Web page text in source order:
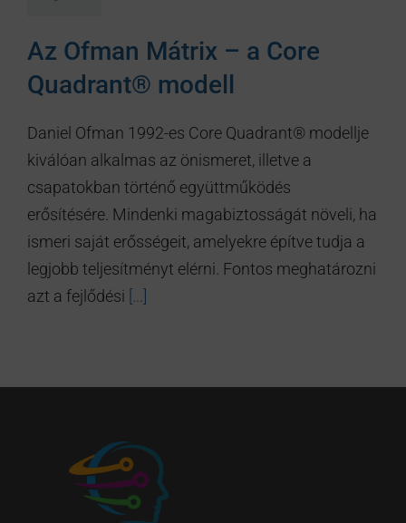
Az Ofman Mátrix – a Core
Quadrant® modell
Daniel Ofman 1992-es Core Quadrant® modellje
kiválóan alkalmas az önismeret, illetve a
csapatokban történő együttműködés
erősítésére. Mindenki magabiztosságát növeli, ha
ismeri saját erősségeit, amelyekre építve tudja a
legjobb teljesítményt elérni. Fontos meghatározni
azt a fejlődési [...]